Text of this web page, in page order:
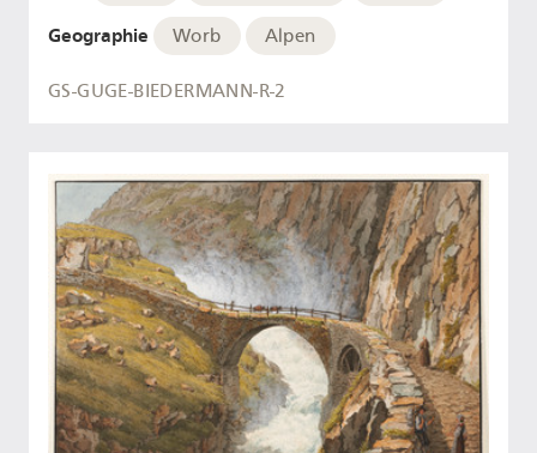
Geographie Worb Alpen
GS-GUGE-BIEDERMANN-R-2